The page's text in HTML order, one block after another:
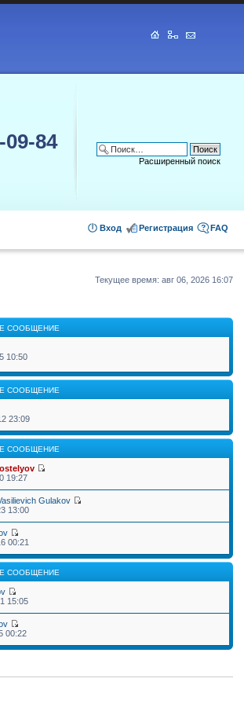
09-84
Расширенный поиск
FAQ
Регистрация
Вход
Текущее время: авг 06, 2026 16:07
СООБЩЕНИЕ
10:50
СООБЩЕНИЕ
23:09
СООБЩЕНИЕ
19:27
Gulakov
13:00
00:21
СООБЩЕНИЕ
15:05
00:22